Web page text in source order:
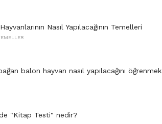
Nasıl Yapılacağının Temelleri
balon hayvan nasıl yapılacağını öğrenmek
"Kitap Testi" nedir?